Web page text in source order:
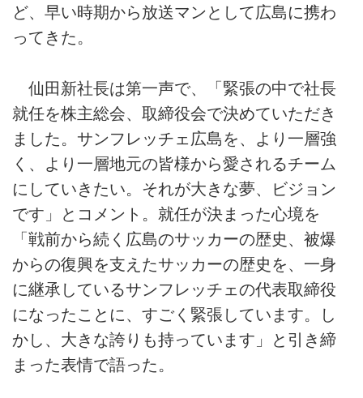
ど、早い時期から放送マンとして広島に携わ
ってきた。
仙田新社長は第一声で、「緊張の中で社長
就任を株主総会、取締役会で決めていただき
ました。サンフレッチェ広島を、より一層強
く、より一層地元の皆様から愛されるチーム
にしていきたい。それが大きな夢、ビジョン
です」とコメント。就任が決まった心境を
「戦前から続く広島のサッカーの歴史、被爆
からの復興を支えたサッカーの歴史を、一身
に継承しているサンフレッチェの代表取締役
になったことに、すごく緊張しています。し
かし、大きな誇りも持っています」と引き締
まった表情で語った。